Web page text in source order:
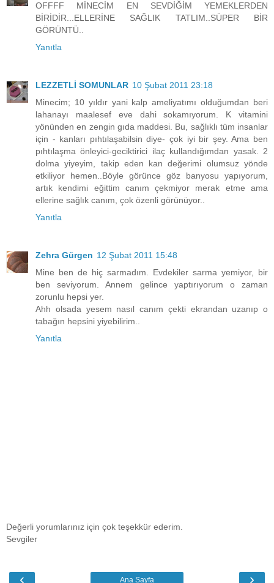
OFFFF MİNECİM EN SEVDİĞİM YEMEKLERDEN
BİRİDİR...ELLERİNE SAĞLIK TATLIM..SÜPER BİR
GÖRÜNTÜ..
Yanıtla
LEZZETLİ SOMUNLAR 10 Şubat 2011 23:18
Minecim; 10 yıldır yani kalp ameliyatımı olduğumdan beri
lahanayı maalesef eve dahi sokamıyorum. K vitamini
yönünden en zengin gıda maddesi. Bu, sağlıklı tüm insanlar
için - kanları pıhtılaşabilsin diye- çok iyi bir şey. Ama ben
pıhtılaşma önleyici-geciktirici ilaç kullandığımdan yasak. 2
dolma yiyeyim, takip eden kan değerimi olumsuz yönde
etkiliyor hemen..Böyle görünce göz banyosu yapıyorum,
artık kendimi eğittim canım çekmiyor merak etme ama
ellerine sağlık canım, çok özenli görünüyor..
Yanıtla
Zehra Gürgen 12 Şubat 2011 15:48
Mine ben de hiç sarmadım. Evdekiler sarma yemiyor, bir
ben seviyorum. Annem gelince yaptırıyorum o zaman
zorunlu hepsi yer.
Ahh olsada yesem nasıl canım çekti ekrandan uzanıp o
tabağın hepsini yiyebilirim..
Yanıtla
Değerli yorumlarınız için çok teşekkür ederim.
Sevgiler
‹ ›
Ana Sayfa